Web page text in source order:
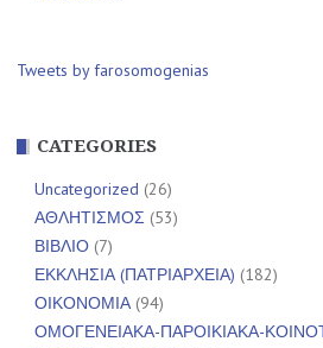
Tweets by farosomogenias
CATEGORIES
Uncategorized (26)
ΑΘΛΗΤΙΣΜΟΣ (53)
ΒΙΒΛΙΟ (7)
ΕΚΚΛΗΣΙΑ (ΠΑΤΡΙΑΡΧΕΙΑ) (182)
ΟΙΚΟΝΟΜΙΑ(94)
ΟΜΟΓΕΝΕΙΑΚΑ-ΠΑΡΟΙΚΙΑΚΑ-